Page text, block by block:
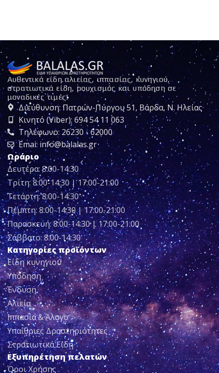
Αυθεντικά είδη αλιείας, ιππασίας, κυνηγιού,
στρατιωτικά είδη, ρουχισμός και υπόδηση σε
μοναδικές τιμές!
Διεύθυνση: Πατρών-Πύργου 51, Βάρδα, Ν. Ηλείας
Κινητό (Viber): 694 54 11 063
Τηλέφωνο: 26230 - 62000
Emai: info@balalas.gr
Ωράριο
Δευτέρα: 8:00-14:30
Τρίτη: 8:00-14:30 | 17:00-21:00
Τετάρτη: 8:00-14:30
Πέμπτη: 8:00-14:30 | 17:00-21:00
Παρασκευή: 8:00-14:30 | 17:00-21:00
Σάββατο: 8:00-14:30
Κατηγορίες προϊόντων
Είδη κυνηγιού
Υπόδηση
Ένδυση
Αλιεία
Ιππασία & Άλογο
Υπαίθριες Δραστηριότητες
Στρατιωτικά Είδη
Εξυπηρέτηση πελατών
Όροι Χρήσης